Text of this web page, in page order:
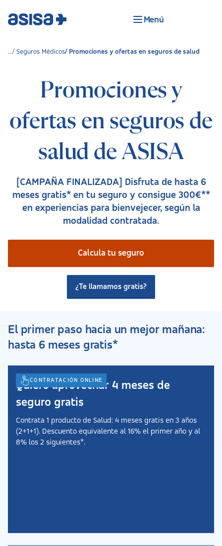
Menú
Seguros Médicos Promociones y ofertas en seguros de salud
Promociones y
ofertas en seguros de
salud de ASISA
[CAMPAÑA FINALIZADA] Disfruta de hasta 6
meses gratis* en tu seguro y consigue 300€**
en experiencias para bienvejecer, según la
modalidad contratada.
Calcula tu seguro
¿Te llamamos gratis?
El primer paso hacia un mejor mañana:
hasta 6 meses gratis*
CONTRATACIÓN ONLINE
Quiero aprovechar 4 meses de
seguro gratis
Contrata 1 producto de Salud: 4 meses gratis en 3 años
(2+1+1). Descuento equivalente al 16% el primer año y al
8% los 2 siguientes*.